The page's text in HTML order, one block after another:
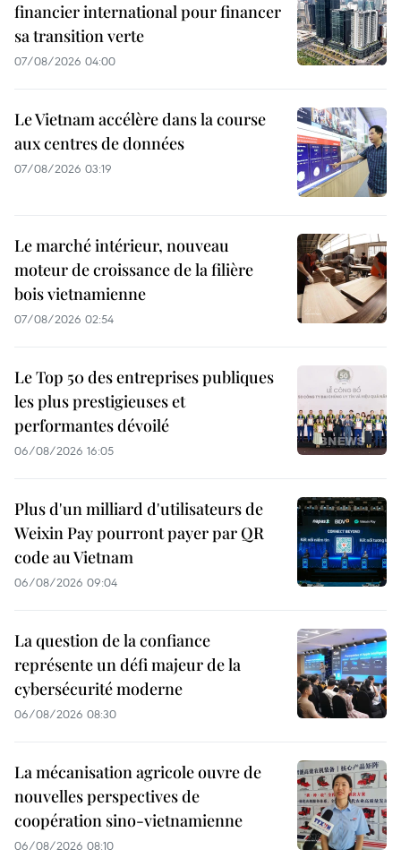
financier international pour financer
sa transition verte
07/08/2026 04:00
Le Vietnam accélère dans la course
aux centres de données
07/08/2026 03:19
Le marché intérieur, nouveau
moteur de croissance de la filière
bois vietnamienne
07/08/2026 02:54
Le Top 50 des entreprises publiques
les plus prestigieuses et
performantes dévoilé
06/08/2026 16:05
Plus d'un milliard d'utilisateurs de
Weixin Pay pourront payer par QR
code au Vietnam
06/08/2026 09:04
La question de la confiance
représente un défi majeur de la
cybersécurité moderne
06/08/2026 08:30
La mécanisation agricole ouvre de
nouvelles perspectives de
coopération sino-vietnamienne
06/08/2026 08:10